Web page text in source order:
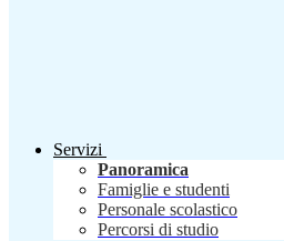
Servizi
Panoramica
Famiglie e studenti
Personale scolastico
Percorsi di studio